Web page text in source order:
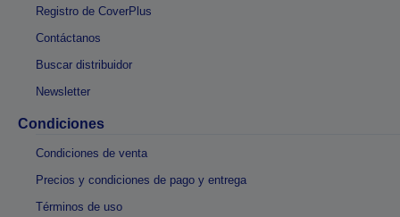
Registro de CoverPlus
Contáctanos
Buscar distribuidor
Newsletter
Condiciones
Condiciones de venta
Precios y condiciones de pago y entrega
Términos de uso